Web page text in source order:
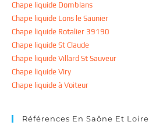
Chape liquide Domblans
Chape liquide Lons le Saunier
Chape liquide Rotalier 39190
Chape liquide St Claude
Chape liquide Villard St Sauveur
Chape liquide Viry
Chape liquide à Voiteur
Références En Saône Et Loire